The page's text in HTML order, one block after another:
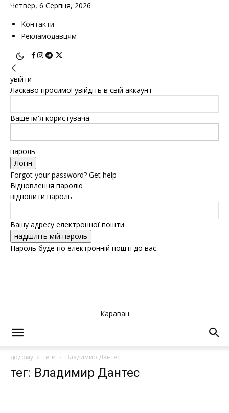
Четвер, 6 Серпня, 2026
Контакти
Рекламодавцям
увійти
Ласкаво просимо! увійдіть в свій аккаунт
Ваше ім'я користувача
пароль
Forgot your password? Get help
Відновлення паролю
відновити пароль
Вашу адресу електронної пошти
Пароль буде по електронній пошті до вас.
Караван
додому теги Владимир Дантес
тег: Владимир Дантес